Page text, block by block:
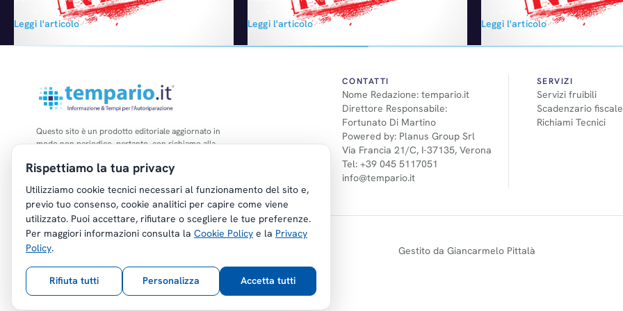
Romeo in America slitterà fino al secondo
trimestre del prossimo anno. Lo scorso
4C si sarebbe concretizzato già alla fine del
2013. Il ritorno…
Leggi l'articolo
Chrysler Automobiles e Guangzhou
inizieranno a produrre in Cina da fine 2015
aveva ammesso che Cherokee e Renegade
sarebbero veicoli ideali per il mercato…
Leggi l'articolo
così fatto meglio del target
prevedeva 865 mila unità. Nel
Leggi l'articolo
Questo sito è un prodotto editoriale aggiornato in
modo non periodico, pertanto, con richiamo alla
obblighi di registrazione di cui all'art. 5 della L.
CONTATTI
Nome Redazione: tempario.it
Direttore Responsabile:
Fortunato Di Martino
Powered by: Planus Group Srl
Via Francia 21/C, I-37135, Verona
Tel: +39 045 5117051
info@tempario.it
SERVIZI
Servizi fruibili
Scadenzario fiscale
Richiami Tecnici
Planus Group Srl - P.I. IT03584100238
Gestito da Giancarmelo Pittalà
Rispettiamo la tua privacy
Utilizziamo cookie tecnici necessari al funzionamento del sito e,
previo tuo consenso, cookie analitici per capire come viene
utilizzato. Puoi accettare, rifiutare o scegliere le tue preferenze.
Per maggiori informazioni consulta la Cookie Policy e la Privacy
Policy.
Rifiuta tutti Personalizza Accetta tutti